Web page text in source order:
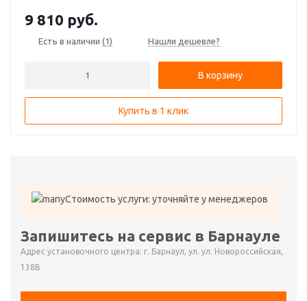
9 810 руб.
Есть в наличии (1) Нашли дешевле?
В корзину
Купить в 1 клик
Стоимость услуги: уточняйте у менеджеров
Запишитесь на сервис в Барнауле
Адрес установочного центра: г. Барнаул, ул. ул. Новороссийская,
138В